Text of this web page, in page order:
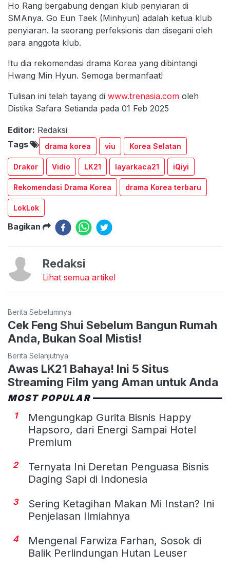
Ho Rang bergabung dengan klub penyiaran di
SMAnya. Go Eun Taek (Minhyun) adalah ketua klub
penyiaran. Ia seorang perfeksionis dan disegani oleh
para anggota klub.
Itu dia rekomendasi drama Korea yang dibintangi
Hwang Min Hyun. Semoga bermanfaat!
Tulisan ini telah tayang di www.trenasia.com oleh
Distika Safara Setianda pada 01 Feb 2025
Editor: Redaksi
Tags
drama korea viu Korea Selatan
Drakor Vidio LK21 layarkaca21 iQiyi
Rekomendasi Drama Korea drama Korea terbaru
LokLok
Bagikan
Redaksi
Lihat semua artikel
Berita Sebelumnya
Cek Feng Shui Sebelum Bangun Rumah
Anda, Bukan Soal Mistis!
Berita Selanjutnya
Awas LK21 Bahaya! Ini 5 Situs
Streaming Film yang Aman untuk Anda
MOST POPULAR
1
Mengungkap Gurita Bisnis Happy
Hapsoro, dari Energi Sampai Hotel
Premium
2
Ternyata Ini Deretan Penguasa Bisnis
Daging Sapi di Indonesia
3
Sering Ketagihan Makan Mi Instan? Ini
Penjelasan Ilmiahnya
4
Mengenal Farwiza Farhan, Sosok di
Balik Perlindungan Hutan Leuser